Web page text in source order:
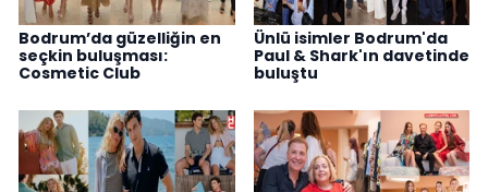
Bodrum’da güzelliğin en
seçkin buluşması:
Cosmetic Club
Ünlü isimler Bodrum'da
Paul & Shark'ın davetinde
buluştu